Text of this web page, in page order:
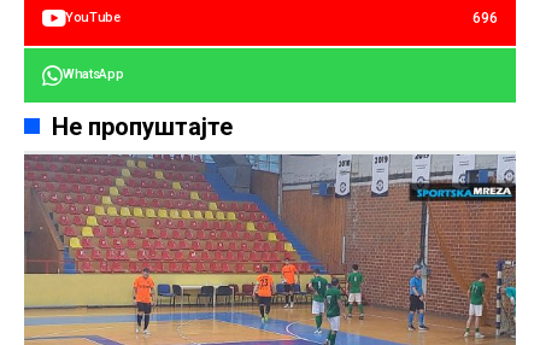
YouTube 696
WhatsApp
Не пропуштајте